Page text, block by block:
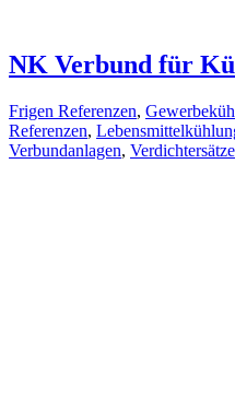
NK Verbund für
Frigen Referenzen,
Referenzen,
Verbundanlagen, Verdichtersätze